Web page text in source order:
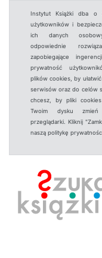
Instytut Książki dba o
użytkowników i
ich danych
odpowiednie
zapobiegające
prywatność
plików cookies, by
serwisów oraz do celów
chcesz, by pliki
Twoim dysku zmień
przeglądarki. Kliknij
naszą politykę